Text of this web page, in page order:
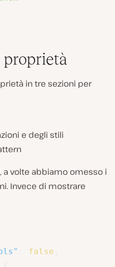
proprietà
in tre sezioni per
e degli stili
volte abbiamo omesso i
Invece di mostrare
false